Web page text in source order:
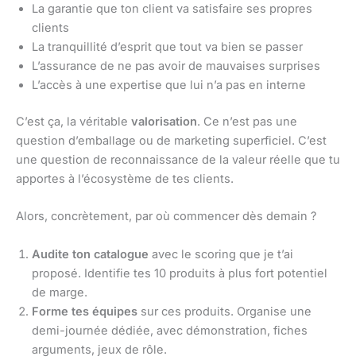
La garantie que ton client va satisfaire ses propres
clients
La tranquillité d’esprit que tout va bien se passer
L’assurance de ne pas avoir de mauvaises surprises
L’accès à une expertise que lui n’a pas en interne
C’est ça, la véritable valorisation. Ce n’est pas une
question d’emballage ou de marketing superficiel. C’est
une question de reconnaissance de la valeur réelle que tu
apportes à l’écosystème de tes clients.
Alors, concrètement, par où commencer dès demain ?
Audite ton catalogue avec le scoring que je t’ai
proposé. Identifie tes 10 produits à plus fort potentiel
de marge.
Forme tes équipes sur ces produits. Organise une
demi-journée dédiée, avec démonstration, fiches
arguments, jeux de rôle.